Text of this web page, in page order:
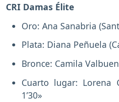
CRI Damas Élite
Oro: Ana Sanabria
Plata: Diana Peñuela
Bronce: Camila
Cuarto lugar: Lorena
1’30»